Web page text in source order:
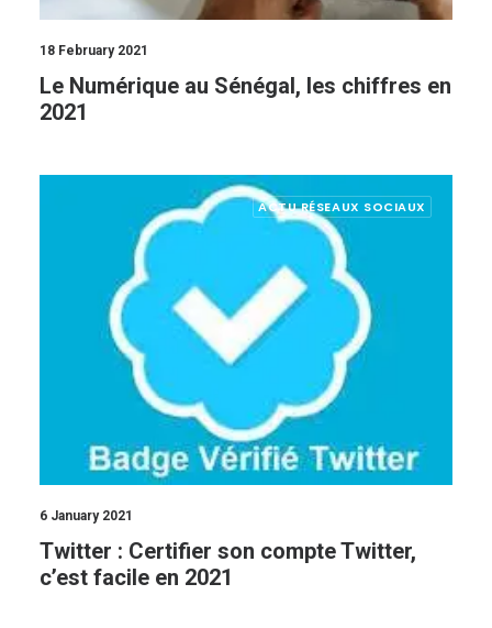
18 February 2021
Le Numérique au Sénégal, les chiffres en
2021
ACTU RÉSEAUX SOCIAUX
6 January 2021
Twitter : Certifier son compte Twitter,
c’est facile en 2021